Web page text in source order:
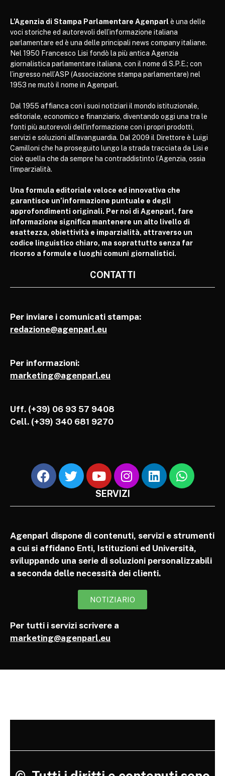
L’Agenzia di Stampa Parlamentare Agenparl è una delle
voci storiche ed autorevoli dell’informazione italiana
parlamentare ed è una delle principali news company italiane.
Nel 1950 Francesco Lisi fondò la più antica Agenzia
giornalistica parlamentare italiana, con il nome di S.P.E.; con
l’ingresso nell’ASP (Associazione stampa parlamentare) nel
1953 ne mutò il nome in Agenparl.
Dal 1955 affianca con i suoi notiziari il mondo istituzionale,
editoriale, economico e finanziario, diventando oggi una tra le
fonti più autorevoli dell’informazione con i propri prodotti,
servizi e soluzioni all’avanguardia. Dal 2009 il Direttore è Luigi
Camilloni che ha proseguito lungo la strada tracciata da Lisi e
cioè quella che da sempre ha contraddistinto l’Agenzia, ossia
l’imparzialità.
Una formula editoriale veloce ed innovativa che
garantisce un’informazione puntuale e degli
approfondimenti originali. Per noi di Agenparl, fare
informazione significa mantenere un alto livello di
esattezza, obiettività e imparzialità, attraverso un
codice linguistico chiaro, ma soprattutto senza far
ricorso a formule e luoghi comuni giornalistici.
CONTATTI
Per inviare i comunicati stampa:
redazione@agenparl.eu
Per informazioni:
marketing@agenparl.eu
Uff. (+39) 06 93 57 9408
Cell. (+39) 340 681 9270
SERVIZI
Agenparl dispone di contenuti, servizi e strumenti
a cui si affidano Enti, Istituzioni ed Università,
sviluppando una serie di soluzioni personalizzabili
a seconda delle necessità dei clienti.
NOTIZIARIO
Per tutti i servizi scrivere a
marketing@agenparl.eu